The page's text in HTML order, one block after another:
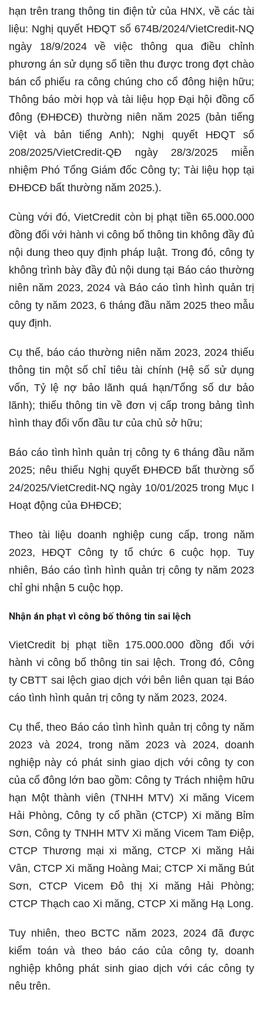
hạn trên trang thông tin điện tử của HNX, về các tài
liệu: Nghị quyết HĐQT số 674B/2024/VietCredit-NQ
ngày 18/9/2024 về việc thông qua điều chỉnh
phương án sử dụng số tiền thu được trong đợt chào
bán cổ phiếu ra công chúng cho cổ đông hiện hữu;
Thông báo mời họp và tài liệu họp Đại hội đồng cổ
đông (ĐHĐCĐ) thường niên năm 2025 (bản tiếng
Việt và bản tiếng Anh); Nghị quyết HĐQT số
208/2025/VietCredit-QĐ ngày 28/3/2025 miễn
nhiệm Phó Tổng Giám đốc Công ty; Tài liệu họp tại
ĐHĐCĐ bất thường năm 2025.).
Cùng với đó, VietCredit còn bị phạt tiền 65.000.000
đồng đối với hành vi công bố thông tin không đầy đủ
nội dung theo quy định pháp luật. Trong đó, công ty
không trình bày đầy đủ nội dung tại Báo cáo thường
niên năm 2023, 2024 và Báo cáo tình hình quản trị
công ty năm 2023, 6 tháng đầu năm 2025 theo mẫu
quy định.
Cụ thể, báo cáo thường niên năm 2023, 2024 thiếu
thông tin một số chỉ tiêu tài chính (Hệ số sử dụng
vốn, Tỷ lệ nợ bảo lãnh quá hạn/Tổng số dư bảo
lãnh); thiếu thông tin về đơn vị cấp trong bảng tình
hình thay đổi vốn đầu tư của chủ sở hữu;
Báo cáo tình hình quản trị công ty 6 tháng đầu năm
2025; nêu thiếu Nghị quyết ĐHĐCĐ bất thường số
24/2025/VietCredit-NQ ngày 10/01/2025 trong Mục I
Hoạt động của ĐHĐCĐ;
Theo tài liệu doanh nghiệp cung cấp, trong năm
2023, HĐQT Công ty tổ chức 6 cuộc họp. Tuy
nhiên, Báo cáo tình hình quản trị công ty năm 2023
chỉ ghi nhận 5 cuộc họp.
Nhận án phạt vì công bố thông tin sai lệch
VietCredit bị phạt tiền 175.000.000 đồng đối với
hành vi công bố thông tin sai lệch. Trong đó, Công
ty CBTT sai lệch giao dịch với bên liên quan tại Báo
cáo tình hình quản trị công ty năm 2023, 2024.
Cụ thể, theo Báo cáo tình hình quản trị công ty năm
2023 và 2024, trong năm 2023 và 2024, doanh
nghiệp này có phát sinh giao dịch với công ty con
của cổ đông lớn bao gồm: Công ty Trách nhiệm hữu
hạn Một thành viên (TNHH MTV) Xi măng Vicem
Hải Phòng, Công ty cổ phần (CTCP) Xi măng Bỉm
Sơn, Công ty TNHH MTV Xi măng Vicem Tam Điệp,
CTCP Thương mại xi măng, CTCP Xi măng Hải
Vân, CTCP Xi măng Hoàng Mai; CTCP Xi măng Bút
Sơn, CTCP Vicem Đô thị Xi măng Hải Phòng;
CTCP Thạch cao Xi măng, CTCP Xi măng Hạ Long.
Tuy nhiên, theo BCTC năm 2023, 2024 đã được
kiểm toán và theo báo cáo của công ty, doanh
nghiệp không phát sinh giao dịch với các công ty
nêu trên.